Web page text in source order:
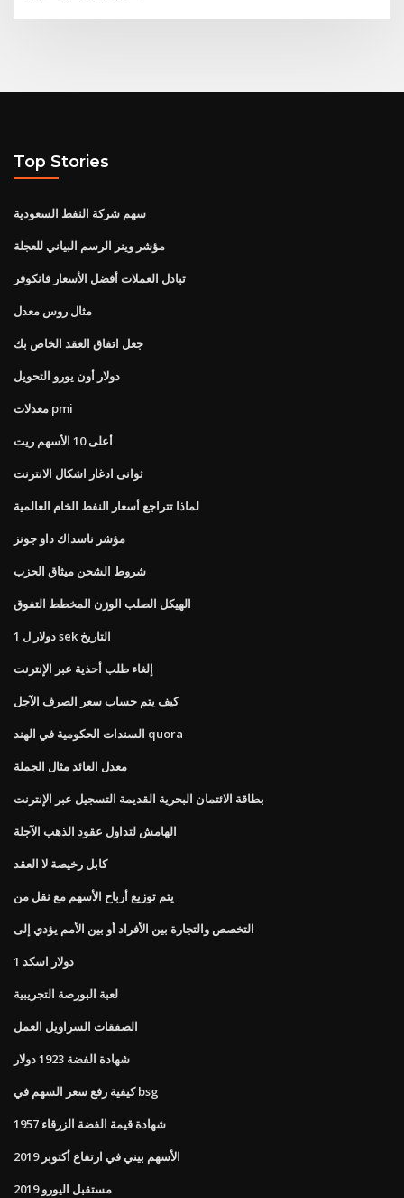
Top Stories
سهم شركة النفط السعودية
مؤشر وينر الرسم البياني للعجلة
تبادل العملات أفضل الأسعار فانكوفر
مثال روس معدل
جعل اتفاق العقد الخاص بك
دولار أون يورو التحويل
معدلات pmi
أعلى 10 الأسهم ريت
ثوانى ادغار اشكال الانترنت
لماذا تتراجع أسعار النفط الخام العالمية
مؤشر ناسداك داو جونز
شروط الشحن ميثاق الحزب
الهيكل الصلب الوزن المخطط التفوق
1 دولار ل sek التاريخ
إلغاء طلب أحذية عبر الإنترنت
كيف يتم حساب سعر الصرف الآجل
السندات الحكومية في الهند quora
معدل العائد مثال الجملة
بطاقة الائتمان البحرية القديمة التسجيل عبر الإنترنت
الهامش لتداول عقود الذهب الآجلة
كابل رخيصة لا العقد
يتم توزيع أرباح الأسهم مع نقل من
التخصص والتجارة بين الأفراد أو بين الأمم يؤدي إلى
1 دولار اسكد
لعبة البورصة التجريبية
الصفقات السراويل العمل
شهادة الفضة 1923 دولار
كيفية رفع سعر السهم في bsg
1957 شهادة قيمة الفضة الزرقاء
الأسهم بيني في ارتفاع أكتوبر 2019
مستقبل اليورو 2019